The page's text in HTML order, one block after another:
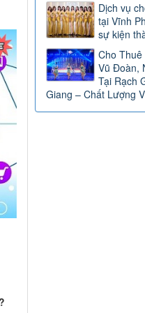
Dịch vụ
tại Vĩnh
sự kiện
Cho
Vũ Đoàn,
Tại Rạch
Giang – Chất Lượng